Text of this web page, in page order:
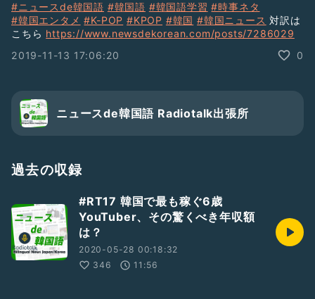
#ニュースde韓国語 #韓国語 #韓国語学習 #時事ネタ
#韓国エンタメ #K-POP #KPOP #韓国 #韓国ニュース 対訳は
こちら https://www.newsdekorean.com/posts/7286029
2019-11-13 17:06:20
0
ニュースde韓国語 Radiotalk出張所
過去の収録
#RT17 韓国で最も稼ぐ6歳
YouTuber、その驚くべき年収額
は？
2020-05-28 00:18:32
346
11:56